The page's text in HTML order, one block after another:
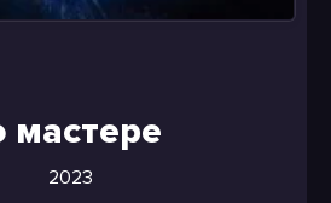
мастере
2023